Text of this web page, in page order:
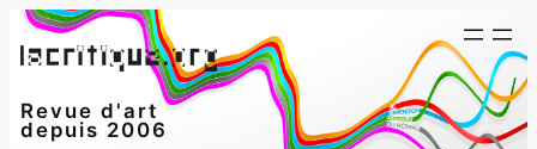
Aller
au
Revue d'art
depuis 2006